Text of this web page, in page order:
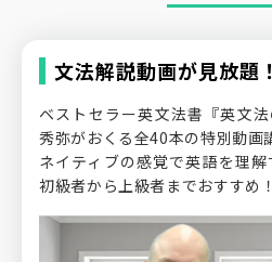
文法解説動画が見放題！
ベストセラー英文法書『英文
秀弥がおくる全40本の特別動画
ネイティブの感覚で英語を理解
初級者から上級者までおすすめ！